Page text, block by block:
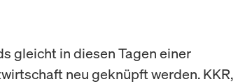
gleicht in diesen Tagen einer
neu geknüpft werden. KKR,